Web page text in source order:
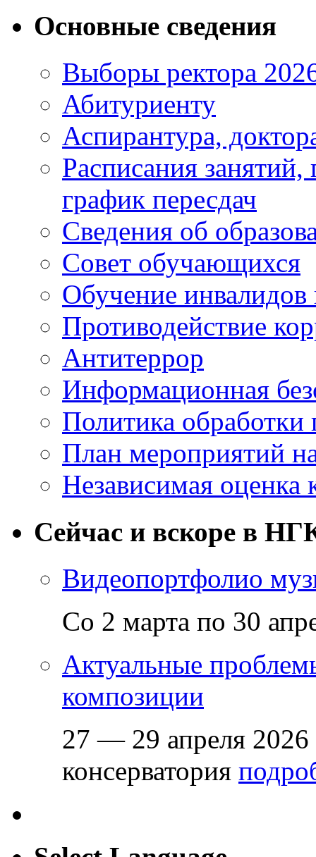
Основные сведения
Выборы ректора
Абитуриенту
Аспирантура,
Расписания
график пересдач
Сведения об
Совет обучающихся
Обучение
Противодействие
Антитеррор
Информационная
Политика
План мероприятий
Независимая оценка
Сейчас и вскоре в
Видеопортфолио
Со 2 марта по 30
Актуальные
композиции
27 — 29 апреля 2026
консерватория